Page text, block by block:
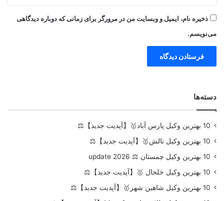
ذخیره نام، ایمیل و وبسایت من در مرورگر برای زمانی که دوباره دیدگاهی
می‌نویسم.
دسته‌ها
10 بهترین وکیل پارس آباد🥇【آپدیت جدید】⚖️
10 بهترین وکیل تالش🥇【آپدیت جدید】⚖️
10 بهترین وکیل چمستان ⚖️ update 2026
10 بهترین وکیل خلخال 🥇【آپدیت جدید】⚖️
10 بهترین وکیل شاهین شهر🥇【آپدیت جدید】⚖️